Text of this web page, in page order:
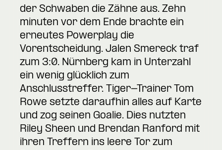
der Schwaben die Zähne aus. Zehn
minuten vor dem Ende brachte ein
erneutes Powerplay die
Vorentscheidung. Jalen Smereck traf
zum 3:0. Nürnberg kam in Unterzahl
ein wenig glücklich zum
Anschlusstreffer. Tiger-Trainer Tom
Rowe setzte daraufhin alles auf Karte
und zog seinen Goalie. Dies nutzten
Riley Sheen und Brendan Ranford mit
ihren Treffern ins leere Tor zum